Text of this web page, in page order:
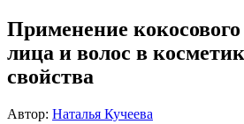
Применение
лица и волос в
свойства
Автор: Наталья Кучеева